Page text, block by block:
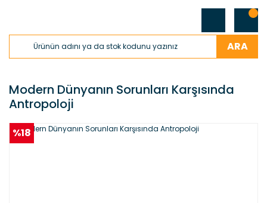
ARA
Modern Dünyanın Sorunları Karşısında
Antropoloji
%18